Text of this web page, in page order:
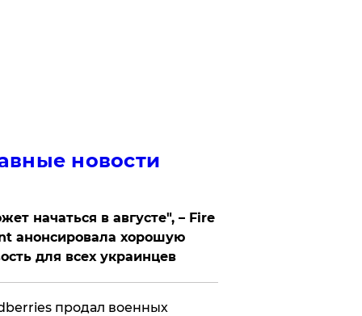
новости
начаться в августе", – Fire
анонсировала хорошую
для всех украинцев
продал военных